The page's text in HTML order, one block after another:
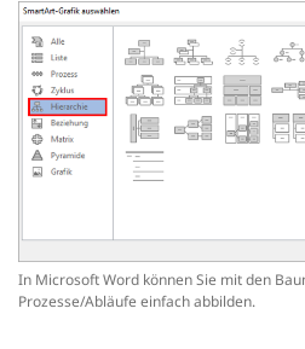
In Microsoft Word können Sie mit den
Prozesse/Abläufe einfach abbilden.